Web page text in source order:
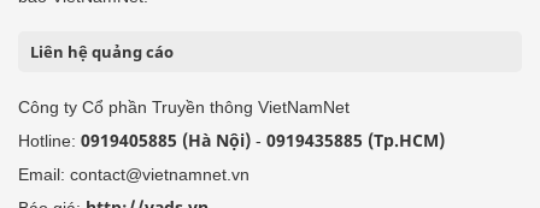
Liên hệ quảng cáo
Công ty Cổ phần Truyền thông VietNamNet
Hotline: 0919405885 (Hà Nội) - 0919435885 (Tp.HCM)
Email: contact@vietnamnet.vn